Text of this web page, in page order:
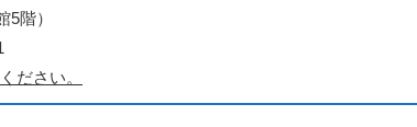
階）
ださい。